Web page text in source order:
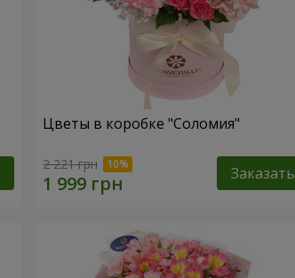
Цветы в коробке "Соломия"
2 221 грн Заказать